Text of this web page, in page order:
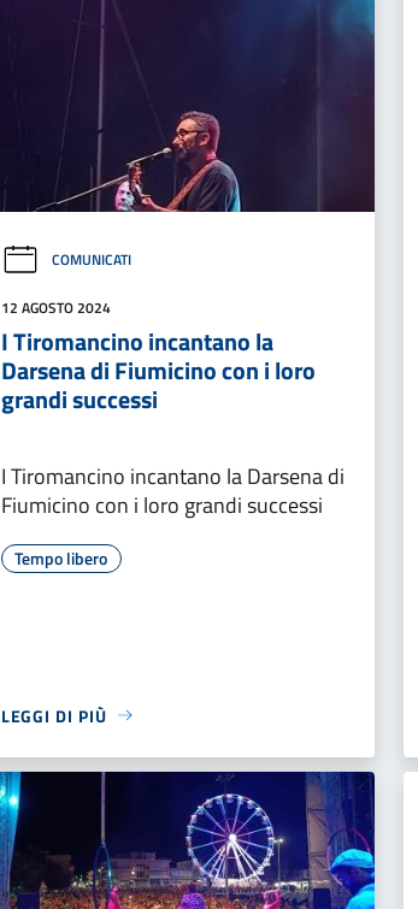
COMUNICATI
12 AGOSTO 2024
I Tiromancino incantano la
Darsena di Fiumicino con i loro
grandi successi
I Tiromancino incantano la Darsena di
Fiumicino con i loro grandi successi
Tempo libero
LEGGI DI PIÙ